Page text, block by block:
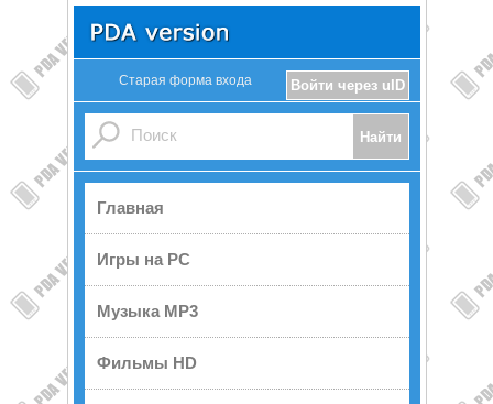
Войти через uID
Старая форма входа
Главная
Игры на PC
Музыка MP3
Фильмы HD